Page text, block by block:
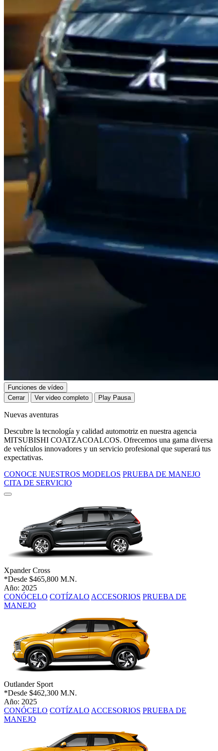
Funciones de vídeo
Cerrar
Ver video completo Play Pausa
Nuevas aventuras
Descubre la tecnología y calidad automotriz en nuestra agencia
MITSUBISHI COATZACOALCOS. Ofrecemos una gama diversa
de vehículos innovadores y un servicio profesional que superará tus
expectativas.
CONOCE NUESTROS MODELOS PRUEBA DE MANEJO
CITA DE SERVICIO
Xpander Cross
*Desde $465,800 M.N.
Año: 2025
CONÓCELO COTÍZALO ACCESORIOS PRUEBA DE
MANEJO
Outlander Sport
*Desde $462,300 M.N.
Año: 2025
CONÓCELO COTÍZALO ACCESORIOS PRUEBA DE
MANEJO